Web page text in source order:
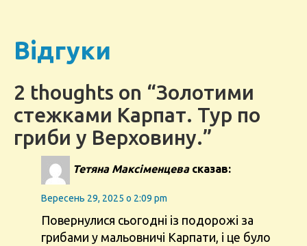
Відгуки
2 thoughts on “Золотими
стежками Карпат. Тур по
гриби у Верховину.”
Тетяна Максіменцева сказав:
Вересень 29, 2025 о 2:09 pm
Повернулися сьогодні із подорожі за
грибами у мальовничі Карпати, і це було